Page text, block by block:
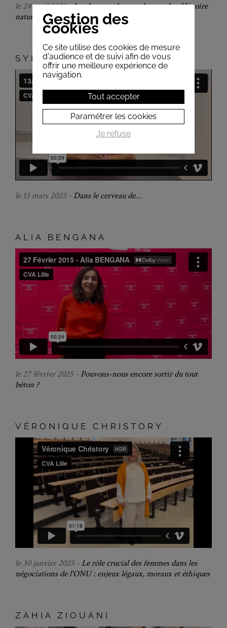
le 24 avril 2025 -Le plus grand menu du monde - Histoire
naturelle dans nos assiettes
SYLVIE CHOKRON
le 13 mars 2025 - Dans le cerveau de…
ALIA BENGANA
le 27 février 2025 - Pouvons-nous encore sortir du tout
béton ?
VÉRONIQUE CHRISTORY
le 30 janvier 2025 - Le rôle crucial des femmes dans les
négociations de l'ONU : enjeux légaux, moraux et éthiques
ZAHIA ZIOUANI
Gestion des
cookies
Ce site utilise des cookies de mesure
d'audience et de suivi afin de vous
offrir une meilleure expérience de
navigation.
Tout accepter
Paramétrer les cookies
Je refuse